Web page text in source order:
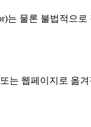
물론 불법적으
웹페이지로 옮